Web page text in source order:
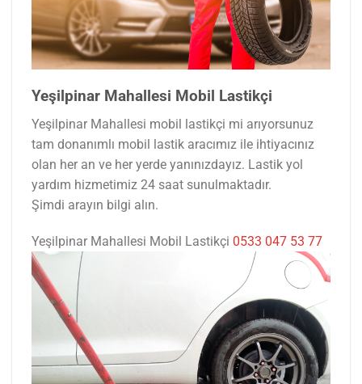
Yeşilpinar Mahallesi Mobil Lastikçi
Yeşilpinar Mahallesi mobil lastikçi mi arıyorsunuz
tam donanımlı mobil lastik aracımız ile ihtiyacınız
olan her an ve her yerde yanınızdayız. Lastik yol
yardım hizmetimiz 24 saat sunulmaktadır.
Şimdi arayın bilgi alın.
Yeşilpinar Mahallesi Mobil Lastikçi 0533 047 53 77